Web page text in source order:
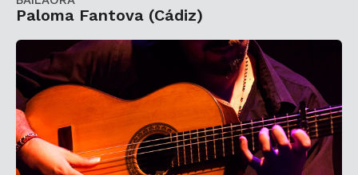
Paloma Fantova (Cádiz)